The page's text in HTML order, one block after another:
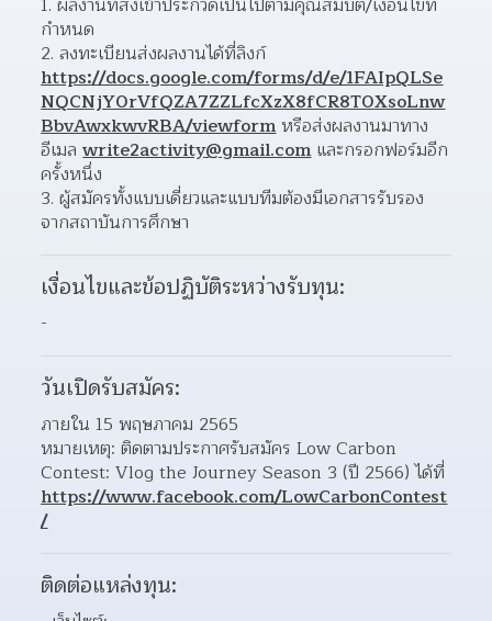
กำหนด
ลงทะเบียนส่งผลงานได้ที่ลิงก์
https://docs.google.com/forms/d/e/1FAIpQLSe
NQCNjY0rVfQZA7ZZLfcXzX8fCR8T0XsoLnw
BbvAwxkwvRBA/viewform หรือส่งผลงานมาทาง
อีเมล write2activity@gmail.com และกรอกฟอร์มอีก
ครั้งหนึ่ง
ผู้สมัครทั้งแบบเดี่ยวและแบบทีมต้องมีเอกสารรับรอง
จากสถาบันการศึกษา
เงื่อนไขและข้อปฏิบัติระหว่างรับทุน:
-
วันเปิดรับสมัคร:
ภายใน 15 พฤษภาคม 2565
หมายเหตุ: ติดตามประกาศรับสมัคร Low Carbon
https://www.facebook.com/LowCarbonContest
/
ติดต่อแหล่งทุน: